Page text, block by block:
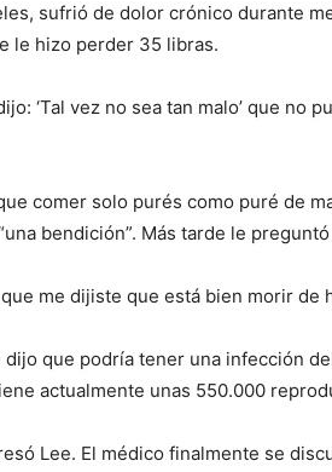
sufrió de dolor crónico durante
le hizo perder 35 libras.
‘Tal vez no sea tan malo’ que no
comer solo purés como puré de
bendición”. Más tarde le
me dijiste que está bien morir de
que podría tener una infección
actualmente unas 550.000
Lee. El médico finalmente se